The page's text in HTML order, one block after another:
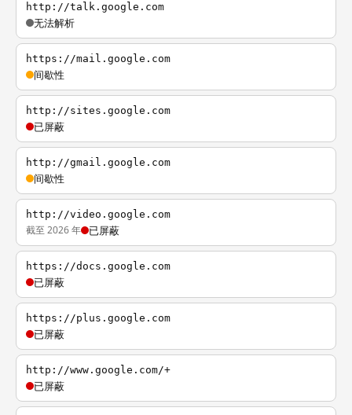
http://talk.google.com
无法解析
https://mail.google.com
间歇性
http://sites.google.com
已屏蔽
http://gmail.google.com
间歇性
http://video.google.com
截至 2026 年 已屏蔽
https://docs.google.com
已屏蔽
https://plus.google.com
已屏蔽
http://www.google.com/+
已屏蔽